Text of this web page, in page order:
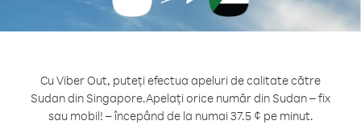
Cu Viber Out, puteți efectua apeluri de calitate către
Sudan din Singapore.Apelați orice număr din Sudan – fix
sau mobil! – începând de la numai 37.5 ¢ pe minut.